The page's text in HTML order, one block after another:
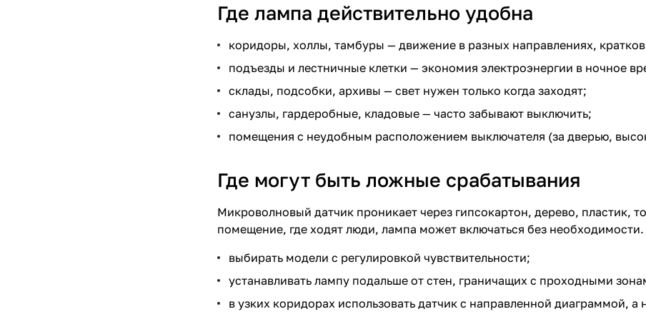
Где лампа действительно удобна
коридоры, холлы, тамбуры — движение в разных направлениях,
подъезды и лестничные клетки — экономия электроэнергии в ночное
склады, подсобки, архивы — свет нужен только когда заходят;
санузлы, гардеробные, кладовые — часто забывают выключить;
помещения с неудобным расположением выключателя (за дверью,
Где могут быть ложные срабатывания
Микроволновый датчик проникает через гипсокартон, дерево, пластик,
помещение, где ходят люди, лампа может включаться без
выбирать модели с регулировкой чувствительности;
устанавливать лампу подальше от стен, граничащих с проходными
в узких коридорах использовать датчик с направленной диаграммой, а